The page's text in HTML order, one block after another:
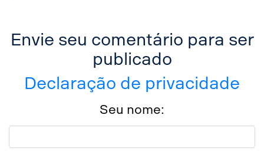
Envie seu comentário para ser
publicado
Declaração de privacidade
Seu nome: